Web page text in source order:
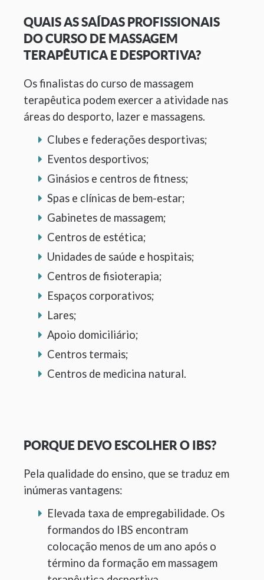
QUAIS AS SAÍDAS PROFISSIONAIS
DO CURSO DE MASSAGEM
TERAPÊUTICA E DESPORTIVA?
Os finalistas do curso de massagem
terapêutica podem exercer a atividade nas
áreas do desporto, lazer e massagens.
Clubes e federações desportivas;
Eventos desportivos;
Ginásios e centros de fitness;
Spas e clínicas de bem-estar;
Gabinetes de massagem;
Centros de estética;
Unidades de saúde e hospitais;
Centros de fisioterapia;
Espaços corporativos;
Lares;
Apoio domiciliário;
Centros termais;
Centros de medicina natural.
PORQUE DEVO ESCOLHER O IBS?
Pela qualidade do ensino, que se traduz em
inúmeras vantagens:
Elevada taxa de empregabilidade. Os
formandos do IBS encontram
colocação menos de um ano após o
término da formação em massagem